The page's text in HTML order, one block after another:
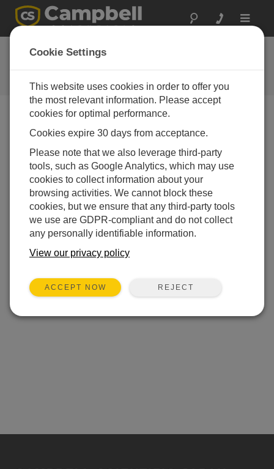
Toggle
Geo-Congress 2026
March 09 - March 12, 2026 | Salt
Lake City, UT
Cookie Settings
This website uses cookies in order to offer you
the most relevant information. Please accept
cookies for optimal performance.
Cookies expire 30 days from acceptance.
Please note that we also leverage third-party
tools, such as Google Analytics, which may use
cookies to collect information about your
browsing activities. We cannot block these
cookies, but we ensure that any third-party tools
we use are GDPR-compliant and do not collect
any personally identifiable information.
View our privacy policy
ACCEPT NOW REJECT